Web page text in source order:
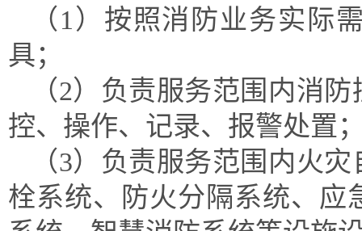
（ 1）按照消防业务实际
具；
（2）负责服务范围内消
控、操作、记录、报警处置
（3）负责服务范围内火
栓系统、防火分隔系统、应